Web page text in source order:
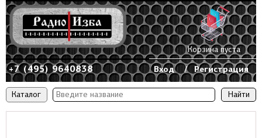
Каталог
+7 (495) 9640838 Вход / Регистрация
Корзина пуста